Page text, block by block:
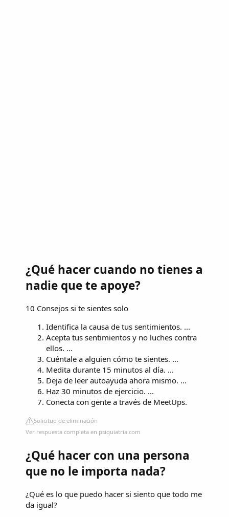
¿Qué hacer cuando no tienes a
nadie que te apoye?
10 Consejos si te sientes solo
Identifica la causa de tus sentimientos. ...
Acepta tus sentimientos y no luches contra
ellos. ...
Cuéntale a alguien cómo te sientes. ...
Medita durante 15 minutos al día. ...
Deja de leer autoayuda ahora mismo. ...
Haz 30 minutos de ejercicio. ...
Conecta con gente a través de MeetUps.
Solicitud de eliminación
Ver respuesta completa en psiquiatria.com
¿Qué hacer con una persona
que no le importa nada?
¿Qué es lo que puedo hacer si siento que todo me
da igual?